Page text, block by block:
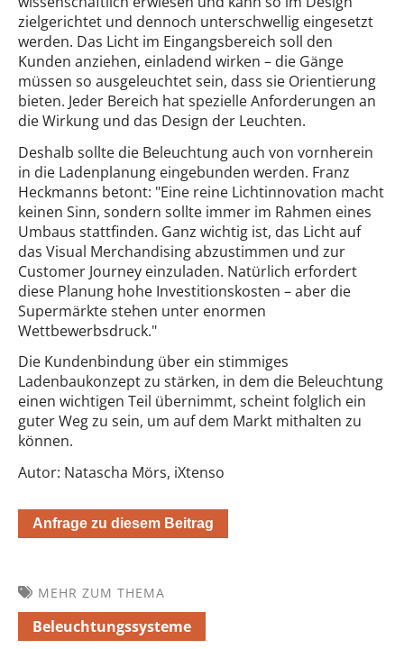
zielgerichtet und dennoch unterschwellig eingesetzt
werden. Das Licht im Eingangsbereich soll den
Kunden anziehen, einladend wirken – die Gänge
müssen so ausgeleuchtet sein, dass sie Orientierung
bieten. Jeder Bereich hat spezielle Anforderungen an
die Wirkung und das Design der Leuchten.
Deshalb sollte die Beleuchtung auch von vornherein
in die Ladenplanung eingebunden werden. Franz
Heckmanns betont: "Eine reine Lichtinnovation macht
keinen Sinn, sondern sollte immer im Rahmen eines
Umbaus stattfinden. Ganz wichtig ist, das Licht auf
das Visual Merchandising abzustimmen und zur
Customer Journey einzuladen. Natürlich erfordert
diese Planung hohe Investitionskosten – aber die
Supermärkte stehen unter enormen
Wettbewerbsdruck."
Die Kundenbindung über ein stimmiges
Ladenbaukonzept zu stärken, in dem die Beleuchtung
einen wichtigen Teil übernimmt, scheint folglich ein
guter Weg zu sein, um auf dem Markt mithalten zu
können.
Autor: Natascha Mörs, iXtenso
Anfrage zu diesem Beitrag
MEHR ZUM THEMA
Beleuchtungssysteme